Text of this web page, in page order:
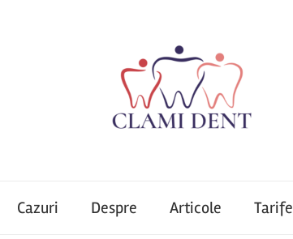
Cazuri Despre Articole Tarife